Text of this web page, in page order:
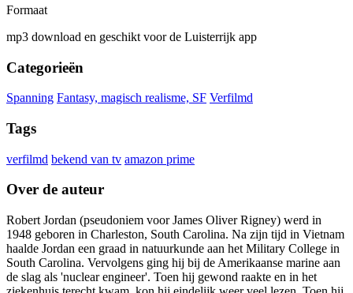
Formaat
mp3 download en geschikt voor de Luisterrijk app
Categorieën
Spanning Fantasy, magisch realisme, SF Verfilmd
Tags
verfilmd bekend van tv amazon prime
Over de auteur
Robert Jordan (pseudoniem voor James Oliver Rigney) werd in
1948 geboren in Charleston, South Carolina. Na zijn tijd in Vietnam
haalde Jordan een graad in natuurkunde aan het Military College in
South Carolina. Vervolgens ging hij bij de Amerikaanse marine aan
de slag als 'nuclear engineer'. Toen hij gewond raakte en in het